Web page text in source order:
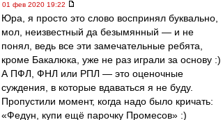
01 фев 2020 19:22
Юра, я просто это слово воспринял буквально,
мол, неизвестный да безымянный — и не
понял, ведь все эти замечательные ребята,
кроме Бакалюка, уже не раз играли за основу :)
А ПФЛ, ФНЛ или РПЛ — это оценочные
суждения, в которые вдаваться я не буду.
Пропустили момент, когда надо было кричать:
«Федун, купи ещё парочку Промесов» :)